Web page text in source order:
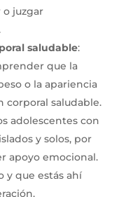
juzgar
saludable:
que la
o la apariencia
corporal saludable.
adolescentes con
y solos, por
apoyo emocional.
y que estás ahí